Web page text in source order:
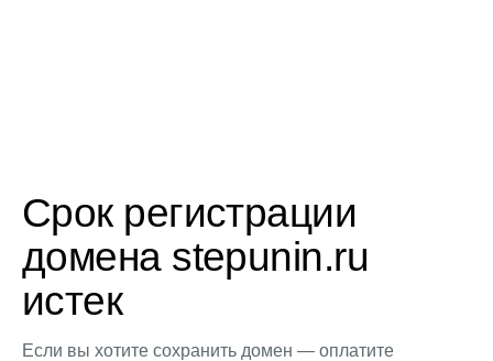
Срок регистрации
домена stepunin.ru
истек
Если вы хотите сохранить домен — оплатите